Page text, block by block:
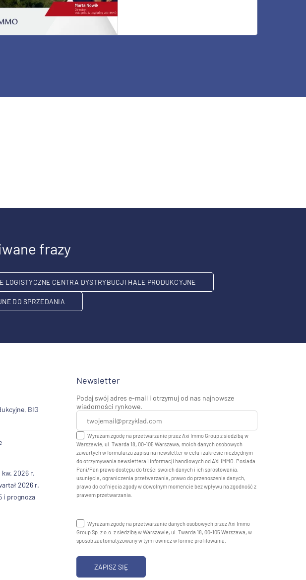
frazy
LOGISTYCZNE CENTRA DYSTRYBUCJI HALE PRODUKCYJNE
DO SPRZEDANIA
BIG
kw. 2026 r.
2026 r.
i prognoza
Newsletter
Podaj swój adres e-mail i otrzymuj od nas najnowsze
wiadomości rynkowe.
Wyrażam zgodę na przetwarzanie przez Axi Immo Group z siedzibą w
Warszawie, ul. Twarda 18, 00-105 Warszawa, moich danych osobowych
zawartych w formularzu zapisu na newsletter w celu i zakresie niezbędnym
do otrzymywania newslettera i informacji handlowych od AXI IMMO. Posiada
Pani/Pan prawo dostępu do treści swoich danych i ich sprostowania,
usunięcia, ograniczenia przetwarzania, prawo do przenoszenia danych,
prawo do cofnięcia zgody w dowolnym momencie bez wpływu na zgodność z
prawem przetwarzania.
Wyrażam zgodę na przetwarzanie danych osobowych przez Axi Immo
Group Sp. z o.o. z siedzibą w Warszawie, ul. Twarda 18, 00-105 Warszawa, w
sposób zautomatyzowany w tym również w formie profilowania.